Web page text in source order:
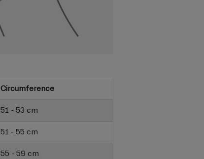
Circumference
51 - 53 cm
51 - 55 cm
55 - 59 cm